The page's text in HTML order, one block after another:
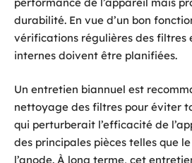
durabilité. En vue d’un bon
vérifications régulières des filtres
internes doivent être planifiées.
Un entretien biannuel est
nettoyage des filtres pour éviter
qui perturberait l’efficacité de
des principales pièces telles que
l’anode. À long terme, cet